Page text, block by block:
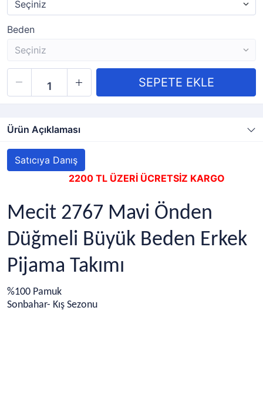
Beden
Ürün Açıklaması
Satıcıya Danış
2200 TL ÜZERİ ÜCRETSİZ KARGO
Mecit 2767 Mavi Önden
Düğmeli Büyük Beden Erkek
Pijama Takımı
%100 Pamuk
Sonbahar- Kış Sezonu